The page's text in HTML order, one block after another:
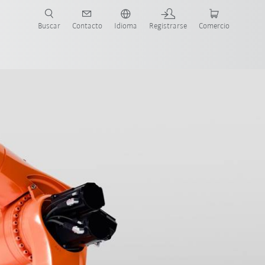
Buscar Contacto Idioma Registrarse Comercio